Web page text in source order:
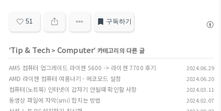
51 구독하기
'Tip & Tech > Computer' 카테고리의 다른 글
AM5 컴퓨터 업그레이드 라이젠 5600 -> 라이젠 7700 후기 2024.06.29
AMD 라이젠 컴퓨터 여름나기 - 에코모드 설정 2024.06.20
컴퓨터(노트북) 인터넷이 갑자기 안될때 확인할 사항 2024.03.11
동영상 파일에 자막(smi) 합치는 방법 2024.02.07